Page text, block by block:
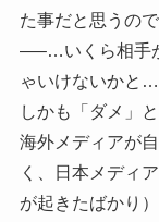
た事だと思うので
—–…いくら相手
ゃいけないかと…
しかも「ダメ」
海外メディアが
く、日本メディ
が起きたばかり